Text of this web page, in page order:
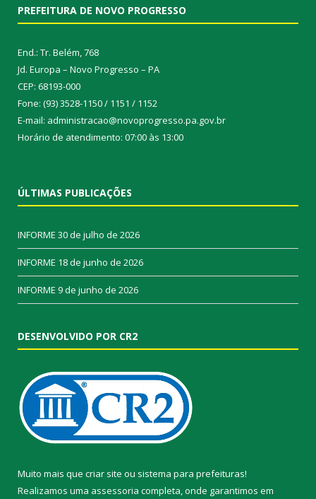
PREFEITURA DE NOVO PROGRESSO
End.: Tr. Belém, 768
Jd. Europa – Novo Progresso – PA
CEP: 68193-000
Fone: (93) 3528-1150 / 1151 / 1152
E-mail: administracao@novoprogresso.pa.gov.br
Horário de atendimento: 07:00 às 13:00
ÚLTIMAS PUBLICAÇÕES
INFORME 30 de julho de 2026
INFORME 18 de junho de 2026
INFORME 9 de junho de 2026
DESENVOLVIDO POR CR2
Muito mais que criar site ou sistema para prefeituras!
Realizamos uma assessoria completa, onde garantimos em